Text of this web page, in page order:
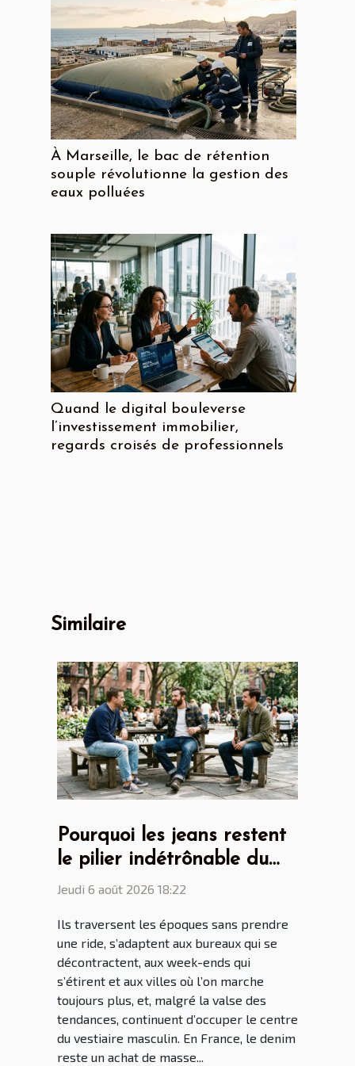
À Marseille, le bac de rétention
souple révolutionne la gestion des
eaux polluées
Quand le digital bouleverse
l’investissement immobilier,
regards croisés de professionnels
Similaire
Pourquoi les jeans restent
le pilier indétrônable du
dressing masculin
Jeudi 6 août 2026 18:22
Ils traversent les époques sans prendre
une ride, s’adaptent aux bureaux qui se
décontractent, aux week-ends qui
s’étirent et aux villes où l’on marche
toujours plus, et, malgré la valse des
tendances, continuent d’occuper le centre
du vestiaire masculin. En France, le denim
reste un achat de masse...